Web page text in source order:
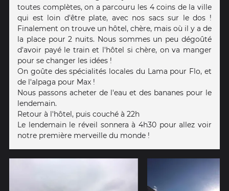
toutes complètes, on a parcouru les 4 coins de la ville
qui est loin d'être plate, avec nos sacs sur le dos !
Finalement on trouve un hôtel, chère, mais où il y a de
la place pour 2 nuits. Nous sommes un peu dégoûté
d'avoir payé le train et l'hôtel si chère, on va manger
pour se changer les idées !
On goûte des spécialités locales du Lama pour Flo, et
de l'alpaga pour Max !
Nous passons acheter de l'eau et des bananes pour le
lendemain.
Retour à l'hôtel, puis couché à 22h
Le lendemain le réveil sonnera à 4h30 pour allez voir
notre première merveille du monde !